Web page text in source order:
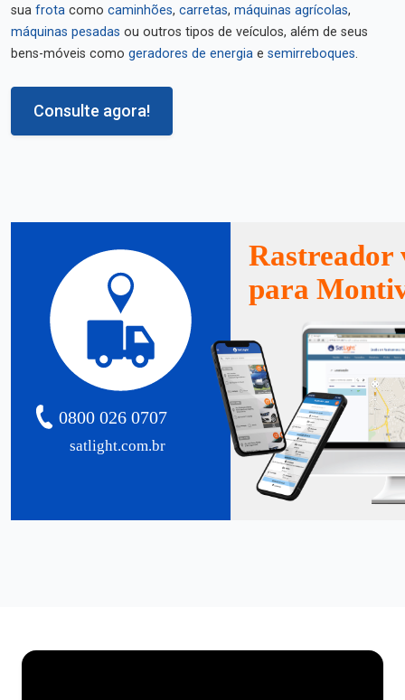
sua frota como caminhões, carretas, máquinas agrícolas,
máquinas pesadas ou outros tipos de veículos, além de seus
bens-móveis como geradores de energia e semirreboques.
Consulte agora!
satlight.com.br
0800 026 0707
Rastreador
para